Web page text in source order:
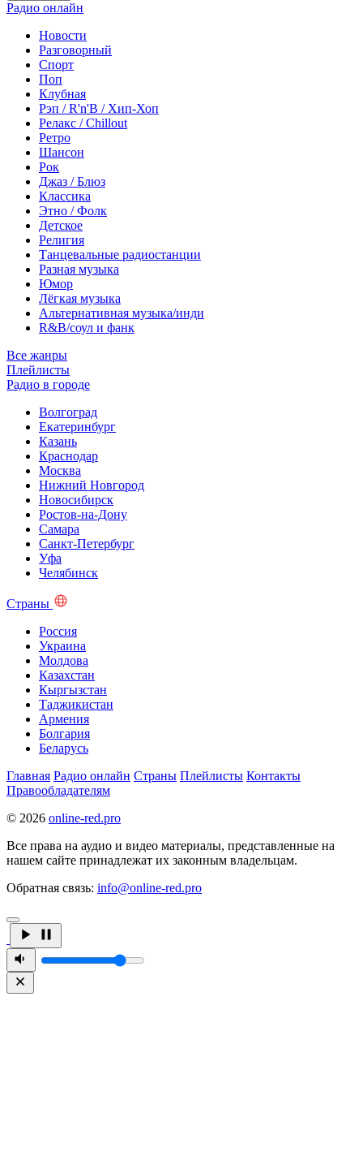
Радио онлайн
Новости
Разговорный
Спорт
Поп
Клубная
Рэп / R'n'B / Хип-Хоп
Релакс / Chillout
Ретро
Шансон
Рок
Джаз / Блюз
Классика
Этно / Фолк
Детское
Религия
Танцевальные радиостанции
Разная музыка
Юмор
Лёгкая музыка
Альтернативная музыка/инди
R&B/cоул и фанк
Все жанры
Плейлисты
Радио в городе
Волгоград
Екатеринбург
Казань
Краснодар
Москва
Нижний Новгород
Новосибирск
Ростов-на-Дону
Самара
Санкт-Петербург
Уфа
Челябинск
Страны
Россия
Украина
Молдова
Казахстан
Кыргызстан
Таджикистан
Армения
Болгария
Беларусь
Главная Радио онлайн Страны Плейлисты Контакты
Правообладателям
© 2026 online-red.pro
Все права на аудио и видео материалы, представленные на
нашем сайте принадлежат их законным владельцам.
Обратная связь: info@online-red.pro